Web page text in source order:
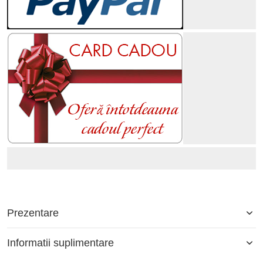
Prezentare
Informatii suplimentare